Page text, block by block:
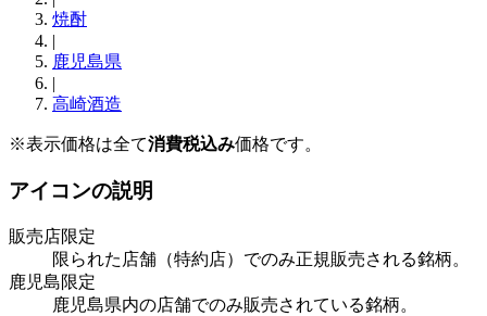
焼酎
|
鹿児島県
|
高崎酒造
※表示価格は全て消費税込み価格です。
アイコンの説明
販売店限定
限られた店舗（特約店）でのみ正規販売される銘柄。
鹿児島限定
鹿児島県内の店舗でのみ販売されている銘柄。